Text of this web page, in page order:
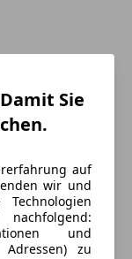
Sie
auf
wir und
und
zu